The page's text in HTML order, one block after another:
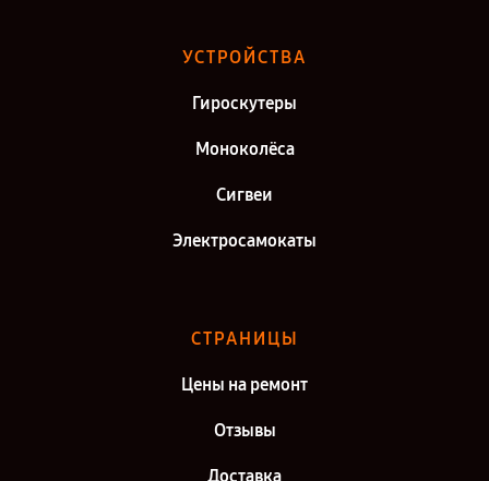
Екатеринбург
Ремонт электросамоката NineBot eKickScooter Zing E10 в г.
Ремонт электросамоката NineBot eKickScooter Zing E10 в г. Самара
Ремонт электросамоката NineBot eKickScooter Zing E10 в г. Киров
УСТРОЙСТВА
Гироскутеры
Моноколёса
Сигвеи
Электросамокаты
СТРАНИЦЫ
Цены на ремонт
Отзывы
Доставка